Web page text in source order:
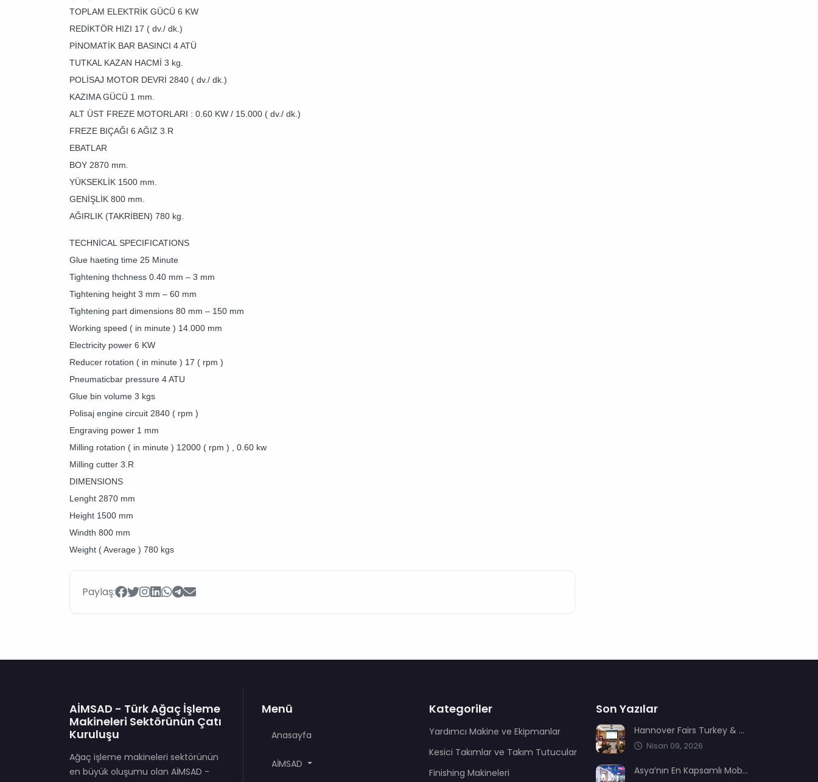
TOPLAM ELEKTRİK GÜCÜ 6 KW
REDİKTÖR HIZI 17 ( dv./ dk.)
PİNOMATİK BAR BASINCI 4 ATÜ
TUTKAL KAZAN HACMİ 3 kg.
POLİSAJ MOTOR DEVRİ 2840 ( dv./ dk.)
KAZIMA GÜCÜ 1 mm.
ALT ÜST FREZE MOTORLARI : 0.60 KW / 15.000 ( dv./ dk.)
FREZE BIÇAĞI 6 AĞIZ 3.R
EBATLAR
BOY 2870 mm.
YÜKSEKLİK 1500 mm.
GENİŞLİK 800 mm.
AĞIRLIK (TAKRİBEN) 780 kg.
TECHNİCAL SPECIFICATIONS
Glue haeting time 25 Minute
Tightening thchness 0.40 mm – 3 mm
Tightening height 3 mm – 60 mm
Tightening part dimensions 80 mm – 150 mm
Working speed ( in minute ) 14.000 mm
Electricity power 6 KW
Reducer rotation ( in minute ) 17 ( rpm )
Pneumaticbar pressure 4 ATU
Glue bin volume 3 kgs
Polisaj engine circuit 2840 ( rpm )
Engraving power 1 mm
Milling rotation ( in minute ) 12000 ( rpm ) , 0.60 kw
Milling cutter 3.R
DIMENSIONS
Lenght 2870 mm
Height 1500 mm
Windth 800 mm
Weight ( Average ) 780 kgs
Paylaş:
AİMSAD - Türk Ağaç İşleme
Makineleri Sektörünün Çatı
Kuruluşu
Ağaç işleme makineleri sektörünün
en büyük oluşumu olan AİMSAD -
Menü
Anasayfa
AİMSAD
Kategoriler
Yardımcı Makine ve Ekipmanlar
Kesici Takımlar ve Takım Tutucular
Finishing Makineleri
Son Yazılar
Hannover Fairs Turkey & MENA sektör dernekleriyle bir araya geldi
Nisan 09, 2026
Asya’nın En Kapsamlı Mobilya Üretimi ve Ağaç İşleme Fuarı: CIFM / Interzum Guangzhou